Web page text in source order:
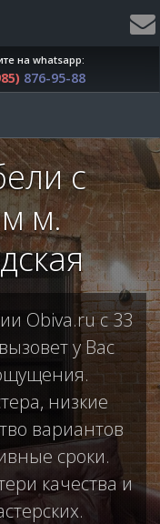
на whatsapp:
876-95-88
с
м.
Obiva.ru с 33
у Вас
низкие
вариантов
сроки.
качества и